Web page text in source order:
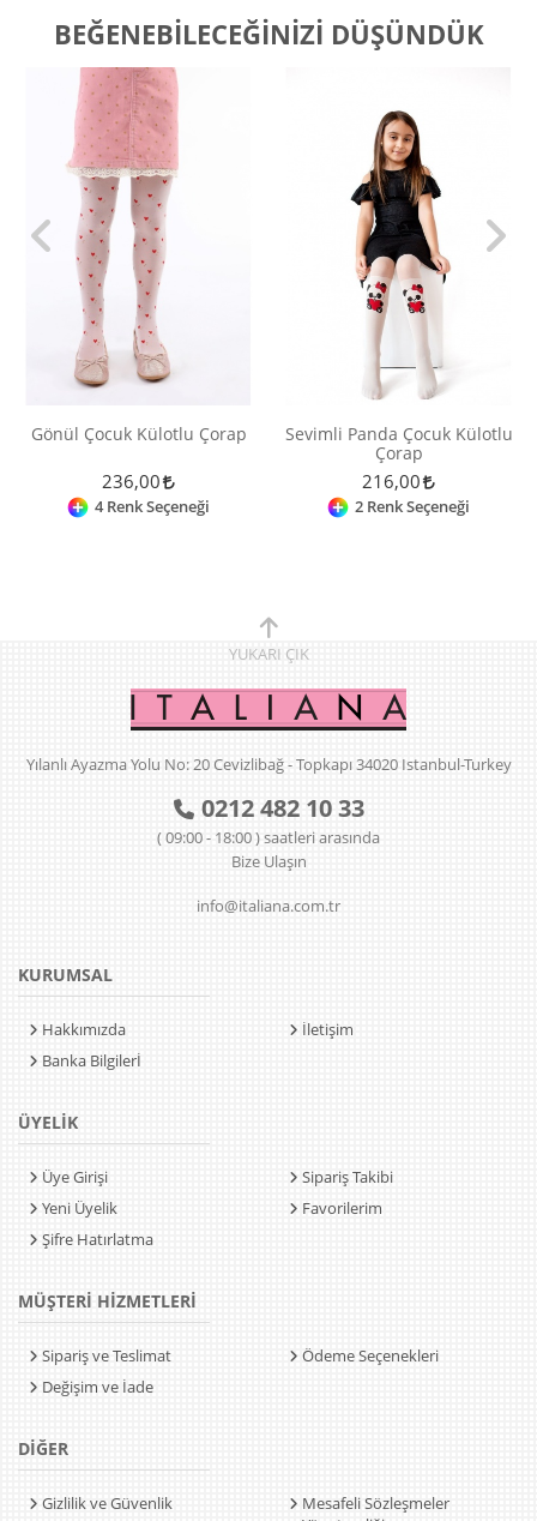
BEĞENEBILECEĞINIZI DÜŞÜNDÜK
Gönül Çocuk Külotlu Çorap
236,00
4 Renk Seçeneği
Sevimli Panda Çocuk Külotlu
Çorap
216,00
2 Renk Seçeneği
YUKARI ÇIK
Yılanlı Ayazma Yolu No: 20 Cevizlibağ - Topkapı 34020 Istanbul-Turkey
0212 482 10 33
( 09:00 - 18:00 ) saatleri arasında
Bize Ulaşın
info@italiana.com.tr
KURUMSAL
Hakkımızda
Banka Bilgilerİ
İletişim
ÜYELİK
Üye Girişi
Yeni Üyelik
Şifre Hatırlatma
Sipariş Takibi
Favorilerim
MÜŞTERİ HİZMETLERİ
Sipariş ve Teslimat
Değişim ve İade
Ödeme Seçenekleri
DİĞER
Gizlilik ve Güvenlik
Mesafeli Sözleşmeler